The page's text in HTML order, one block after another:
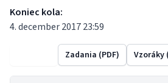
Koniec kola:
4. december 2017 23:59
Zadania (PDF) Vzoráky